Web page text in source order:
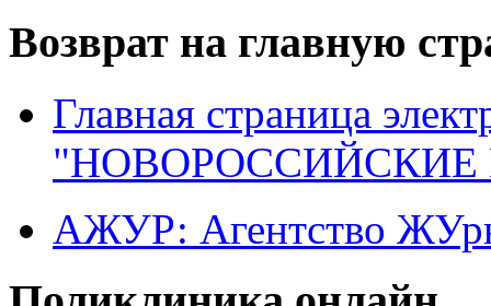
Возврат на главную
Главная страница
"НОВОРОССИЙСКИЕ
АЖУР: Агентство